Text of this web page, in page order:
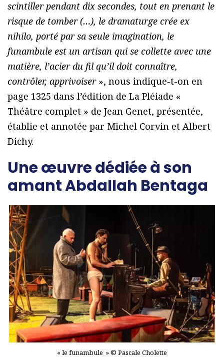
scintiller pendant dix secondes, tout en prenant le
risque de tomber (…), le dramaturge crée ex
nihilo, porté par sa seule imagination, le
funambule est un artisan qui se collette avec une
matière, l’acier du fil qu’il doit connaître,
contrôler, apprivoiser», nous indique-t-on en
page 1325 dans l’édition de La Pléiade «
Théâtre complet » de Jean Genet, présentée,
établie et annotée par Michel Corvin et Albert
Dichy.
Une œuvre dédiée à son
amant Abdallah Bentaga
« le funambule » © Pascale Cholette